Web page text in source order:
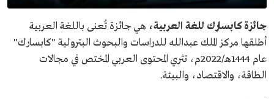
جائزة كابسارك للغة العربية، هي جائزة تُعنى باللغة العربية
أطلقها مركز الملك عبدالله للدراسات والبحوث البترولية "كابسارك"
عام 1444هـ/2022م، تثري المحتوى العربي المختص في مجالات
الطاقة، والاقتصاد، والبيئة.